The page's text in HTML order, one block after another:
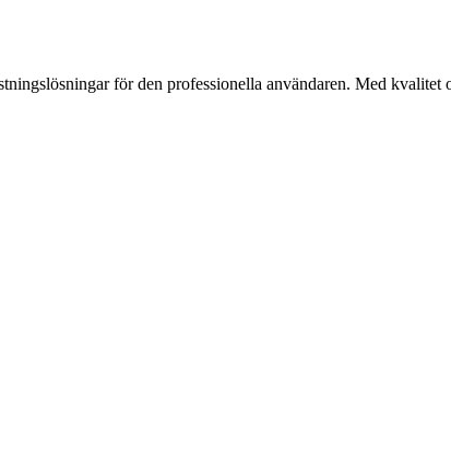
för den professionella användaren. Med